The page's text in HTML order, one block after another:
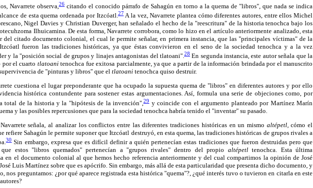
Navarrete observa, 26 citando el conocido párrafo de Sahagún en torno a la quema de "libros", que nada se indica
de esta quema ordenada por Itzcóatl.27A la vez, Navarrete plantea cómo diferentes autores, entre ellos Michel
Nigel Davies y Christian Duverger, han señalado el hecho de la "reescritura" de la historia tenochca bajo los
Ilhuicamina. De esta forma, Navarrete corrobora, como lo hizo en el artículo anteriormente analizado, esta
del citado documento colonial, el cual le permite señalar, en primera instancia, que las "principales víctimas" de la
fueron las tradiciones históricas, ya que éstas convivieron en el seno de la sociedad tenochca y a la vez
y la "posición social de grupos y linajes antagonistas del tlatoani".28En segunda instancia, este autor señala que la
por el cuarto tlatoanitenochca fue exitosa parcialmente, ya que a partir de la información brindada por el manuscrito
de "pinturas y libros" que eltlatoani tenochca quiso destruir.
cuestiona el lugar preponderante que ha ocupado la supuesta quema de "libros" en diferentes autores y por ello
histórica contundente para sostener estas argumentaciones. Así, formula una serie de objeciones como, por
total de la historia y la "hipótesis de la invención",29y coincide con el argumento planteado por Martínez Marín
y las posibles repercusiones que para la sociedad tenochca habría tenido el "inventar" su pasado.
señala, al analizar los conflictos entre las diferentes tradiciones históricas en un mismo altépetl, cómo el
refiere Sahagún le permite suponer que Itzcóatl destruyó, en esta quema, las tradiciones históricas de grupos rivales a
30Sin embargo, expresa que es difícil definir a quién pertenecían estas tradiciones que fueron destruidas pero que
estos "libros quemados" pertenecían a "grupos rivales" dentro del propio altépetltenochca. Esta última
en el documento colonial al que hemos hecho referencia anteriormente y del cual compartimos la opinión de José
Luis Martínez sobre que es apócrifo. Sin embargo, más allá de esta particularidad que presenta dicho documento, y
nos preguntamos: ¿por qué aparece registrada esta histórica "quema"?, ¿qué interés tuvo o tuvieron en citarla en este